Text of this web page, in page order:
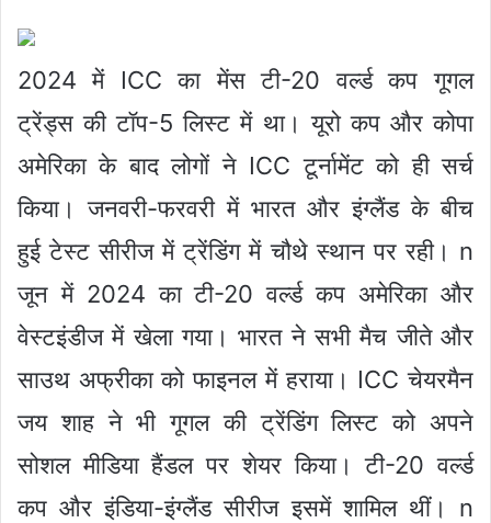
2024 में ICC का मेंस टी-20 वर्ल्ड कप गूगल
ट्रेंड्स की टॉप-5 लिस्ट में था। यूरो कप और कोपा
अमेरिका के बाद लोगों ने ICC टूर्नामेंट को ही सर्च
किया। जनवरी-फरवरी में भारत और इंग्लैंड के बीच
हुई टेस्ट सीरीज में ट्रेंडिंग में चौथे स्थान पर रही। n
जून में 2024 का टी-20 वर्ल्ड कप अमेरिका और
वेस्टइंडीज में खेला गया। भारत ने सभी मैच जीते और
साउथ अफ्रीका को फाइनल में हराया। ICC चेयरमैन
जय शाह ने भी गूगल की ट्रेंडिंग लिस्ट को अपने
सोशल मीडिया हैंडल पर शेयर किया। टी-20 वर्ल्ड
कप और इंडिया-इंग्लैंड सीरीज इसमें शामिल थीं।
n